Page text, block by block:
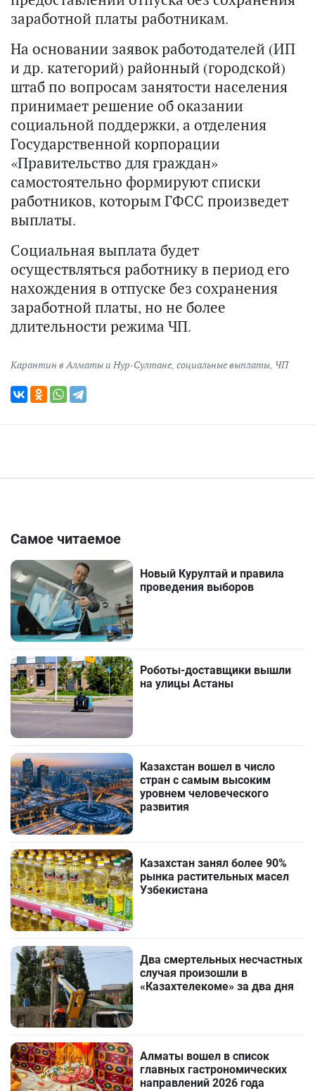
заработной платы работникам.
На основании заявок работодателей (ИП
и др. категорий) районный (городской)
штаб по вопросам занятости населения
принимает решение об оказании
социальной поддержки, а отделения
Государственной корпорации
«Правительство для граждан»
самостоятельно формируют списки
работников, которым ГФСС произведет
выплаты.
Социальная выплата будет
осуществляться работнику в период его
нахождения в отпуске без сохранения
заработной платы, но не более
длительности режима ЧП.
Карантин в Алматы и Нур-Султане, социальные выплаты, ЧП
Самое читаемое
Новый Курултай и правила
проведения выборов
Роботы-доставщики вышли
на улицы Астаны
Казахстан вошел в число
стран с самым высоким
уровнем человеческого
развития
Казахстан занял более 90%
рынка растительных масел
Узбекистана
Два смертельных несчастных
случая произошли в
«Казахтелекоме» за два дня
Алматы вошел в список
главных гастрономических
направлений 2026 года